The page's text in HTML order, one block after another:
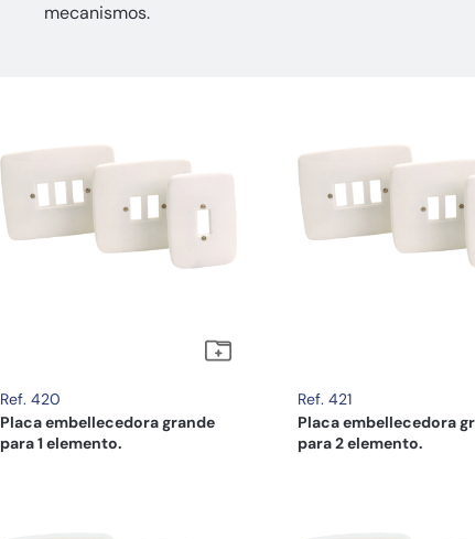
mecanismos.
Ref. 420
Placa embellecedora grande
para 1 elemento.
Ref. 421
Placa embellecedora
para 2 elemento.